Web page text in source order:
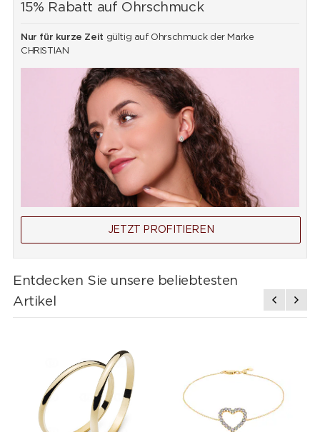
15% Rabatt auf Ohrschmuck
Nur für kurze Zeit gültig auf Ohrschmuck der Marke
CHRISTIAN
JETZT PROFITIEREN
Entdecken Sie unsere beliebtesten
Artikel